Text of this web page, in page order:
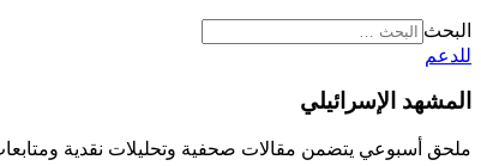
البحث
للدعم
المشهد الإسرائيلي
ملحق أسبوعي يتضمن مقالات صحفية وتحليلات نقدية